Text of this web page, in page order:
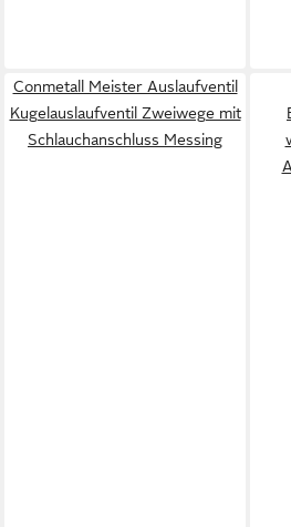
Conmetall Meister Auslaufventil
Kugelauslaufventil Zweiwege mit
Schlauchanschluss Messing